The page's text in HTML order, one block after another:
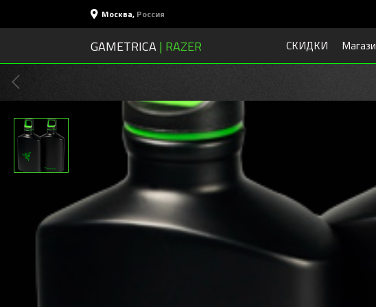
Москва, Россия
GAMETRICA | RAZER СКИДКИ